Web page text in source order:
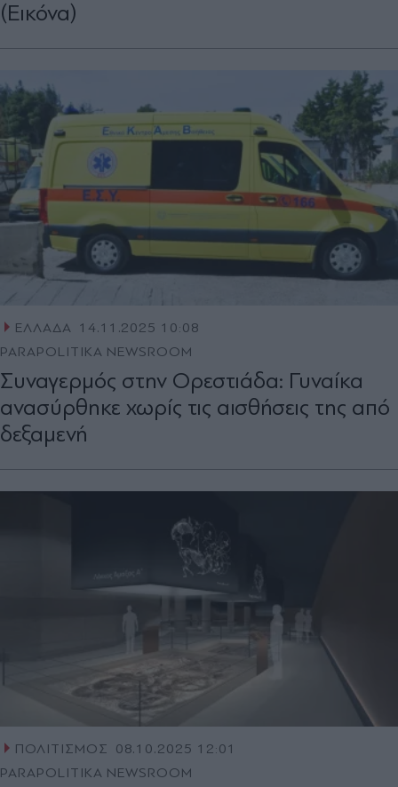
(Εικόνα)
ΕΛΛΑΔΑ 14.11.2025 10:08
PARAPOLITIKA NEWSROOM
Συναγερμός στην Ορεστιάδα: Γυναίκα
ανασύρθηκε χωρίς τις αισθήσεις της από
δεξαμενή
ΠΟΛΙΤΙΣΜΟΣ
08.10.2025 12:01
PARAPOLITIKA NEWSROOM